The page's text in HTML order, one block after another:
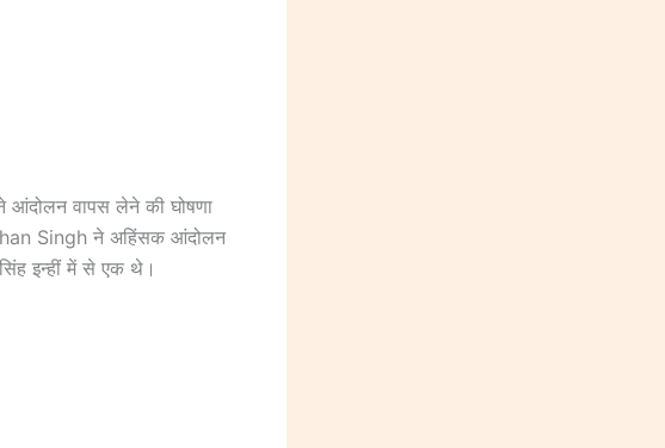
आंदोलन वापस लेने की घोषणा
Singh ने अहिंसक आंदोलन
इन्हीं में से एक थे।